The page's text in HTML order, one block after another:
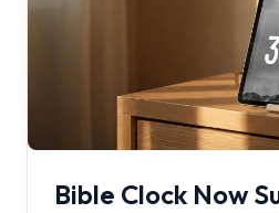
Bible Clock Now